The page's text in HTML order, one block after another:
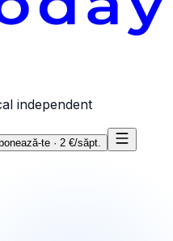
independent
te · 2 €/săpt.